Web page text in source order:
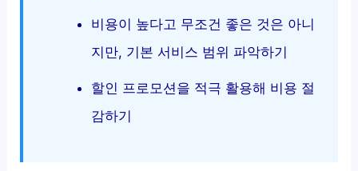
비용이 높다고 무조건 좋은 것은 아니
지만, 기본 서비스 범위 파악하기
할인 프로모션을 적극 활용해 비용 절
감하기